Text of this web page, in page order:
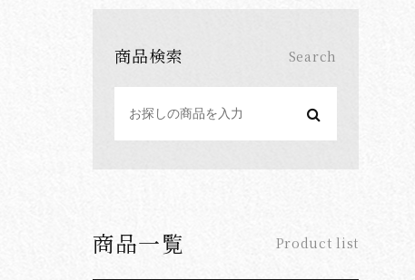
商品検索 Search
商品一覧 Product list